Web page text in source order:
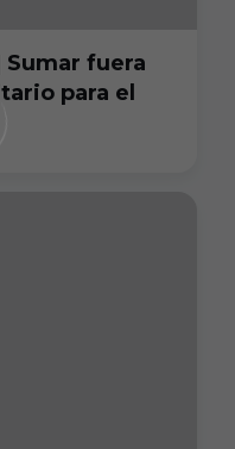
fuera
para el